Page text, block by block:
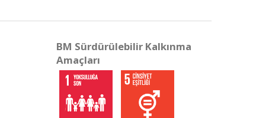
BM Sürdürülebilir Kalkınma
Amaçları